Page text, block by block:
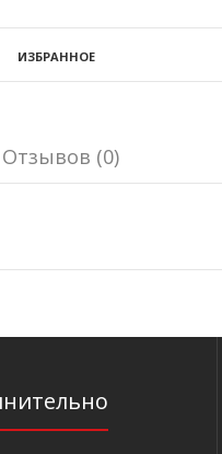
ИЗБРАННОЕ
Отзывов (0)